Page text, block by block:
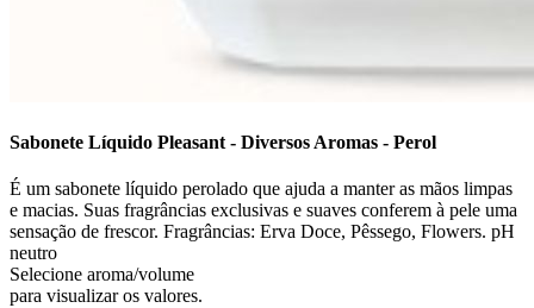
Sabonete Líquido Pleasant - Diversos Aromas - Perol
É um sabonete líquido perolado que ajuda a manter as mãos limpas
e macias. Suas fragrâncias exclusivas e suaves conferem à pele uma
sensação de frescor. Fragrâncias: Erva Doce, Pêssego, Flowers. pH
neutro
Selecione aroma/volume
para visualizar os valores.